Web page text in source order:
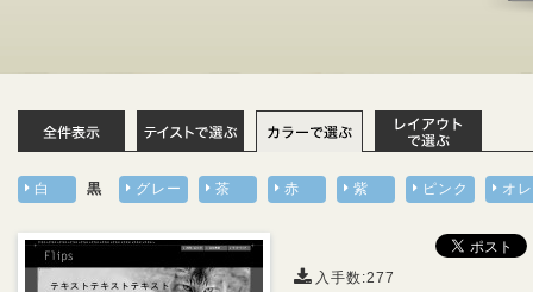
白 黒 グレー 茶 赤 紫 ピンク オ
入手数:277